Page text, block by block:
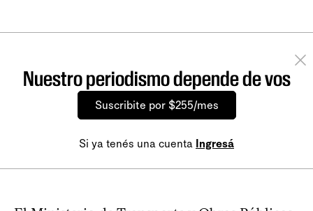
Nuestro periodismo depende de vos
Suscribite por $255/mes
Si ya tenés una cuenta Ingresá